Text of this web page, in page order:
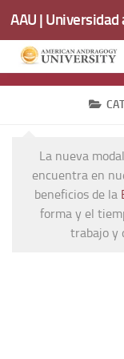
Saltar al contenido
AAU | Universidad
La nueva
encuentra en
beneficios de la
forma y el
trabajo y